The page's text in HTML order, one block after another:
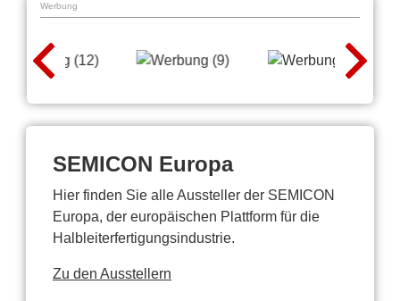
Werbung
SEMICON Europa
Hier finden Sie alle Aussteller der SEMICON
Europa, der europäischen Plattform für die
Halbleiterfertigungsindustrie.
Zu den Ausstellern